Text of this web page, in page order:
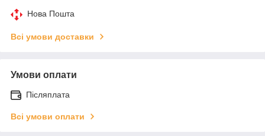
Нова Пошта
Всі умови доставки
Умови оплати
Післяплата
Всі умови оплати